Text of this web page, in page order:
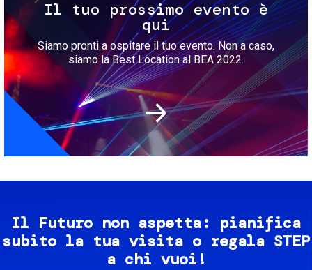
Il tuo prossimo evento è
qui
Siamo pronti a ospitare il tuo evento. Non a caso,
siamo la Best Location al BEA 2022.
Il Futuro non aspetta: pianifica
subito la tua visita o regala STEP
a chi vuoi!